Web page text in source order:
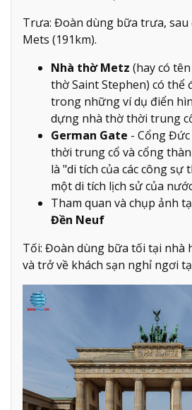
Trưa: Đoàn dùng bữa trưa, sau
Mets (191km).
Nhà thờ Metz (hay có
thờ Saint Stephen) có thể
trong những ví dụ điển
dựng nhà thờ thời trung
German Gate - Cổng
thời trung cổ và cổng
là "di tích của các công sự
một di tích lịch sử của
Tham quan và chụp ảnh
Đền Neuf
Tối: Đoàn dùng bữa tối tại nhà
và trở về khách sạn nghỉ ngơi